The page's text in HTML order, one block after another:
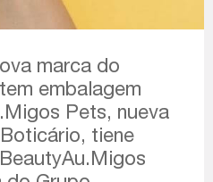
marca do
embalagem
Pets, nueva
tiene